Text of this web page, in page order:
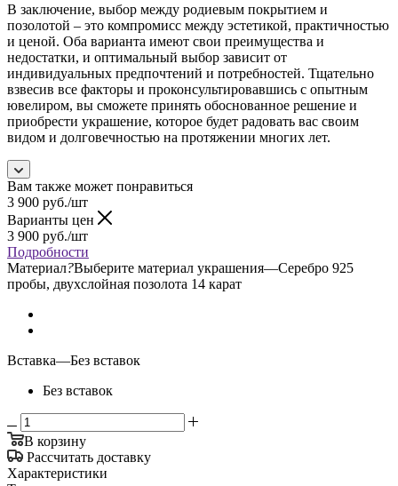
В заключение, выбор между родиевым покрытием и
позолотой – это компромисс между эстетикой, практичностью
и ценой. Оба варианта имеют свои преимущества и
недостатки, и оптимальный выбор зависит от
индивидуальных предпочтений и потребностей. Тщательно
взвесив все факторы и проконсультировавшись с опытным
ювелиром, вы сможете принять обоснованное решение и
приобрести украшение, которое будет радовать вас своим
видом и долговечностью на протяжении многих лет.
Вам также может понравиться
3 900 руб./шт
Варианты цен
3 900 руб./шт
Подробности
Материал?Выберите материал украшения—Серебро 925
пробы, двухслойная позолота 14 карат
Вставка—Без вставок
Без вставок
В корзину
Рассчитать доставку
Характеристики